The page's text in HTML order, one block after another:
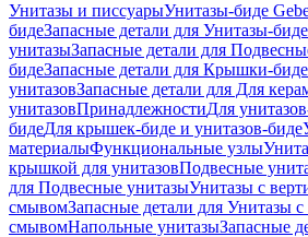
Унитазы и писсуарыУнитазы-биде
бидеЗапасные детали для Унитазы-биде
унитазыЗапасные детали для
бидеЗапасные детали для Крышки-биде
унитазовЗапасные детали для Для
унитазовПринадлежностиДля
бидеДля крышек-биде и унитазов-биде
материалыФункциональные узлы
крышкой для унитазовПодвесные
для Подвесные унитазыУнитазы с
смывомЗапасные детали для Унитазы
смывомНапольные унитазыЗапасные